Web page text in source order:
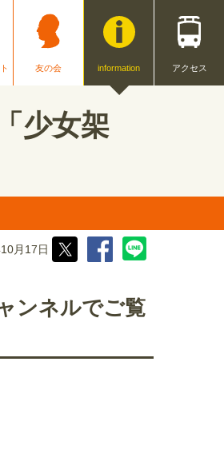
友の会 information アクセス
少女架
月17日
ンネルでご覧